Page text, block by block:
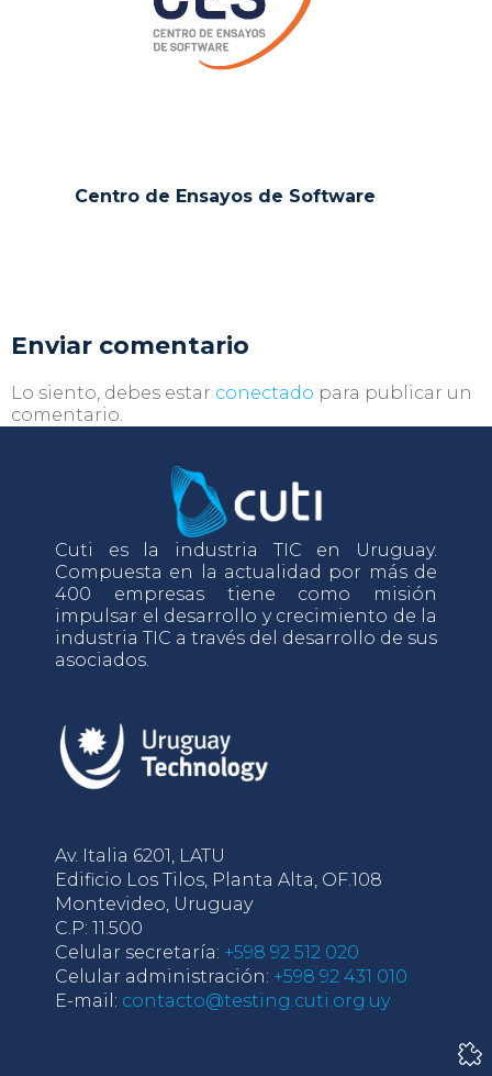
Centro de Ensayos de Software
Enviar comentario
Lo siento, debes estar conectado para publicar un
comentario.
Cuti es la industria TIC en Uruguay.
Compuesta en la actualidad por más de
400 empresas tiene como misión
impulsar el desarrollo y crecimiento de la
industria TIC a través del desarrollo de sus
asociados.
Av. Italia 6201, LATU
Edificio Los Tilos, Planta Alta, OF.108
Montevideo, Uruguay
C.P: 11.500
Celular secretaría: +598 92 512 020
Celular administración: +598 92 431 010
E-mail: contacto@testing.cuti.org.uy